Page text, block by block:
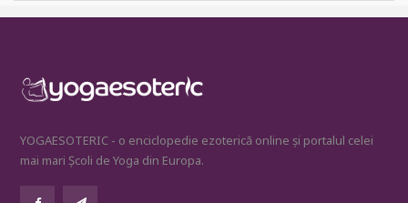
YOGAESOTERIC - o enciclopedie ezoterică online și portalul celei
mai mari Școli de Yoga din Europa.